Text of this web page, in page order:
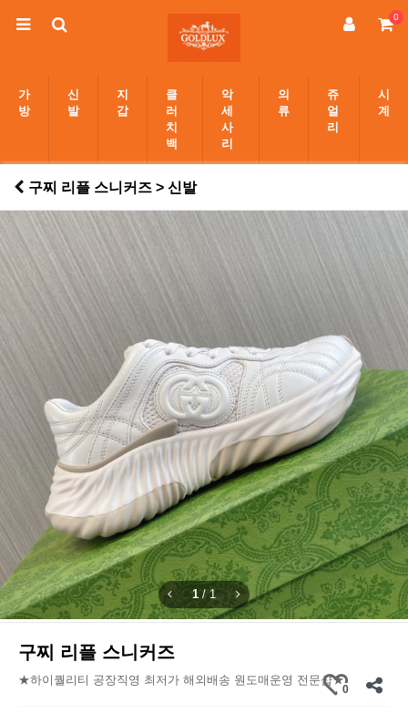
0
가
방
신
발
지
갑
클
러
치
백
악
세
사
리
의
류
쥬
얼
리
시
계
구찌 리플 스니커즈 > 신발
1 / 1
구찌 리플 스니커즈
★하이퀄리티 공장직영 최저가 해외배송 원도매운영 전문샵★
0